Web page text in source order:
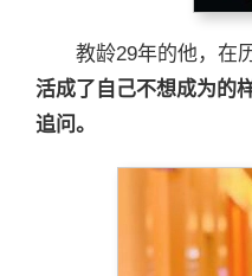
教龄29年的他，在
活成了自己不想成为的
追问。